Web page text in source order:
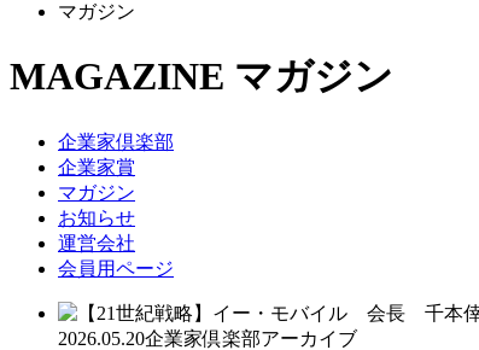
マガジン
MAGAZINE マガジン
企業家倶楽部
企業家賞
マガジン
お知らせ
運営会社
会員用ページ
2026.05.20企業家倶楽部アーカイブ